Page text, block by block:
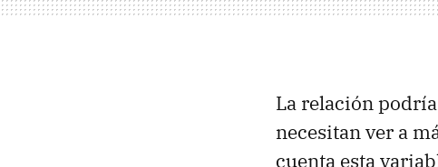
La relación
necesitan ver a
cuenta esta